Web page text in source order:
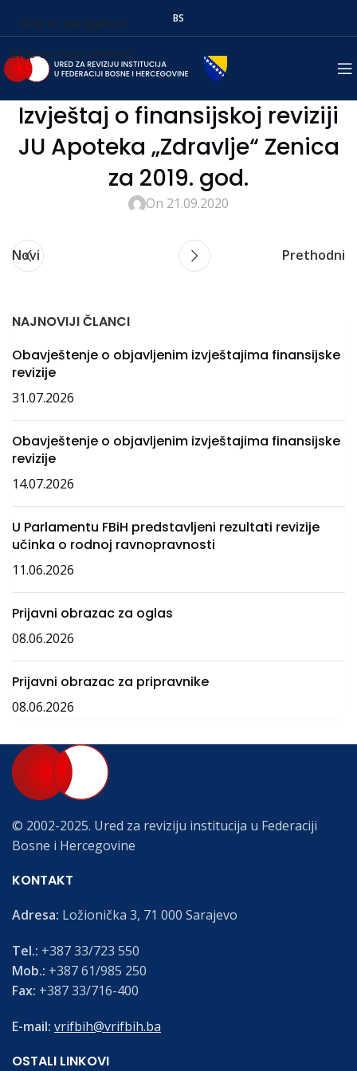
Skip to navigation
Skip to main content
BS
Izvještaj o finansijskoj reviziji
JU Apoteka „Zdravlje“ Zenica
za 2019. god.
On 21.09.2020
Novi Prethodni
NAJNOVIJI ČLANCI
Obavještenje o objavljenim izvještajima finansijske
revizije
31.07.2026
Obavještenje o objavljenim izvještajima finansijske
revizije
14.07.2026
U Parlamentu FBiH predstavljeni rezultati revizije
učinka o rodnoj ravnopravnosti
11.06.2026
Prijavni obrazac za oglas
08.06.2026
Prijavni obrazac za pripravnike
08.06.2026
© 2002-2025. Ured za reviziju institucija u Federaciji
Bosne i Hercegovine
KONTAKT
Adresa: Ložionička 3, 71 000 Sarajevo
Tel.: +387 33/723 550
Mob.: +387 61/985 250
Fax: +387 33/716-400
E-mail: vrifbih@vrifbih.ba
OSTALI LINKOVI